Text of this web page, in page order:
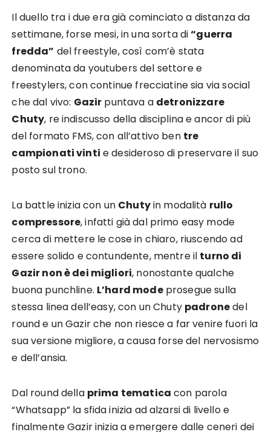
Il duello tra i due era già cominciato a distanza da
settimane, forse mesi, in una sorta di“guerra
fredda” del freestyle, così com’è stata
denominata da youtubers del settore e
freestylers, con continue frecciatine sia via social
che dal vivo: Gazir puntava a detronizzare
Chuty, re indiscusso della disciplina e ancor di più
del formato FMS, con all’attivo ben tre
campionati vinti e desideroso di preservare il suo
posto sul trono.
La battle inizia con un Chutyin modalità rullo
compressore, infatti già dal primo easy mode
cerca di mettere le cose in chiaro, riuscendo ad
essere solido e contundente, mentre il turno di
Gazir non è dei migliori, nonostante qualche
buona punchline. L’hard modeprosegue sulla
stessa linea dell’easy, con un Chuty padronedel
round e un Gazir che non riesce a far venire fuori la
sua versione migliore, a causa forse del nervosismo
e dell’ansia.
Dal round della prima tematica con parola
“Whatsapp” la sfida inizia ad alzarsi di livello e
finalmente Gazir inizia a emergere dalle ceneri dei